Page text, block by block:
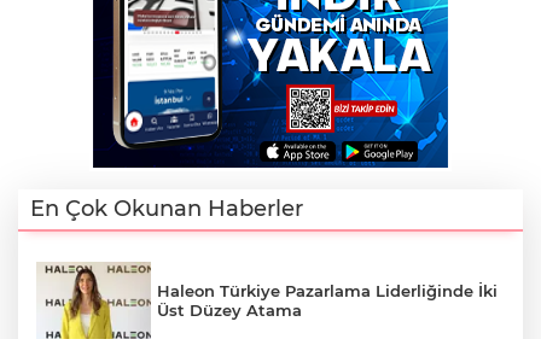
En Çok Okunan Haberler
Haleon Türkiye Pazarlama Liderliğinde İki
Üst Düzey Atama